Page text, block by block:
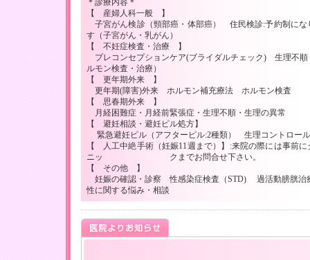
＊診療内容＊
【 産婦人科一般 】
子宮がん検診（頸部癌・体部癌） 住民検診:予約制にな
す（子宮がん・乳がん）
【 不妊症検査・治療 】
プレコンセプションケア(ブライダルチェック) 生理不順
ルモン検査・治療）
【 更年期外来 】
更年期(障害)外来 ホルモン補充療法 ホルモン検査
【 思春期外来 】
月経困難症・月経前緊張症・生理不順・生理の異常
【 避妊相談・避妊ピル処方】
緊急避妊ピル（アフターピル:2種類） 生理コントロール
【 人工中絶手術（妊娠11週まで）】:来院の際には事前に
ニッ クまでお問合せ下さい。
【 その他 】
妊娠の確認・診察 性感染症検査（STD) 過活動膀胱治
性に関する悩み・相談